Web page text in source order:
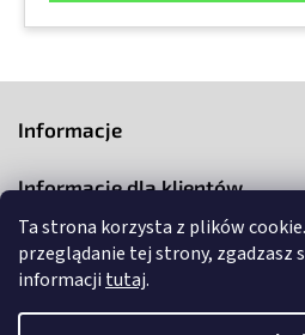
Ta strona korzysta z plików
przeglądanie tej strony, zgadzasz
informacji tutaj.
k
Informacje
Informacje dla klientów
Kontakt